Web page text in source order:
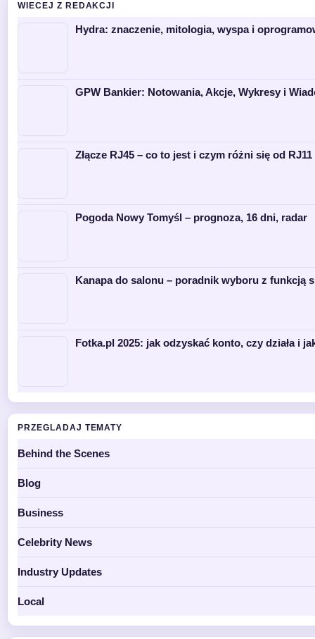
WIECEJ Z REDAKCJI
Hydra: znaczenie, mitologia, wyspa i
GPW Bankier: Notowania, Akcje, Wykresy i
Złącze RJ45 – co to jest i czym różni się od
Pogoda Nowy Tomyśl – prognoza, 16 dni, radar
Kanapa do salonu – poradnik wyboru z funkcją
Fotka.pl 2025: jak odzyskać konto, czy działa i
PRZEGLADAJ TEMATY
Behind the Scenes
Blog
Business
Celebrity News
Industry Updates
Local